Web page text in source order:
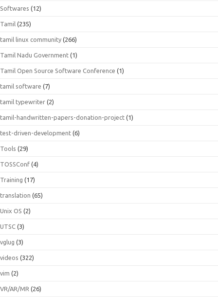
Softwares (12)
Tamil (235)
tamil linux community (266)
Tamil Nadu Government (1)
Tamil Open Source Software Conference (1)
tamil software (7)
tamil typewriter (2)
tamil-handwritten-papers-donation-project (1)
test-driven-development (6)
Tools (29)
TOSSConf (4)
Training (17)
translation (65)
Unix OS (2)
UTSC (3)
vglug (3)
videos (322)
vim (2)
VR/AR/MR (26)